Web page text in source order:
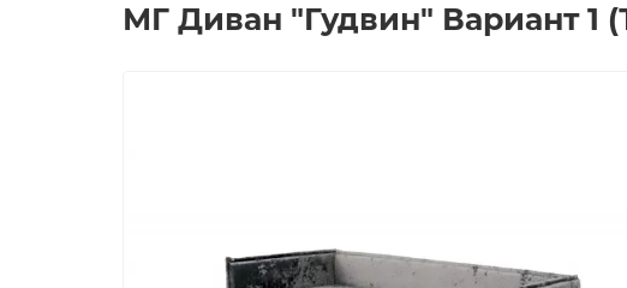
МГ Диван "Гудвин" Вариант 1